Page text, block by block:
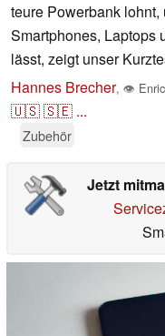
teure Powerbank
Smartphones, Laptops
lässt, zeigt unser
Hannes Brecher, 👁
🇺🇸🇸🇪 ...
Zubehör
Jetzt